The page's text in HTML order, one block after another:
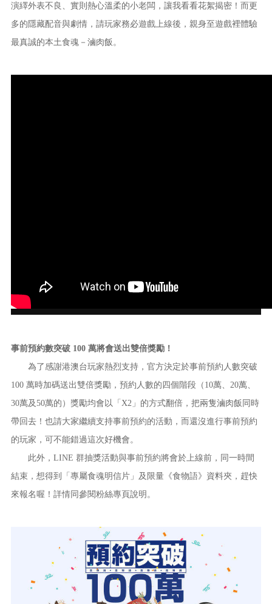
演繹外表不良、實則熱心溫柔的小老闆，讓我看看花絮揭密！而更
多的隱藏配音與劇情，請玩家務必遊戲上線後，親身至遊戲裡體驗
最真誠的本土食魂－滷肉飯。
事前預約數突破 100 萬將會送出雙倍獎勵！
為了感謝港澳台玩家熱烈支持，官方決定於事前預約人數突破
100 萬時加碼送出雙倍獎勵，預約人數的四個階段（10萬、20萬、
30萬及50萬的）獎勵均會以「X2」的方式翻倍，把兩隻滷肉飯同時
帶回去！也請大家繼續支持事前預約的活動，而還沒進行事前預約
的玩家，可不能錯過這次好機會。
此外，LINE 群抽獎活動與事前預約將會於上線前，同一時間
結束，想得到「專屬食魂明信片」及限量《食物語》資料夾，趕快
來報名喔！詳情同參閱粉絲專頁說明。